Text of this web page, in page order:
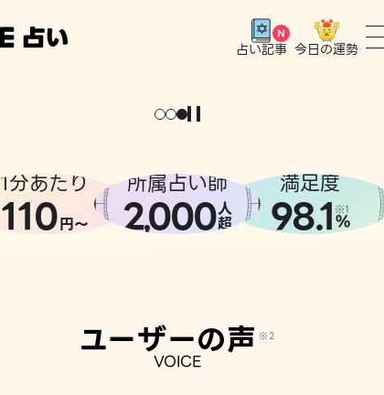
占い記事 今日の運勢
。
1分あたり
110円〜
所属占い師
2,000人
超
満足度
98.1 ※1
%
ユーザーの声 ※2
VOICE